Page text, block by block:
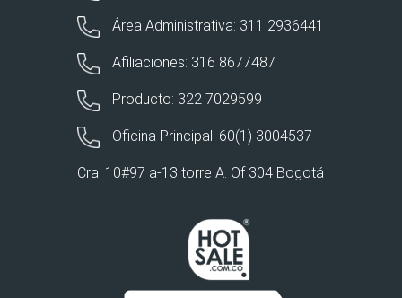
Área Administrativa: 311 2936441
Afiliaciones: 316 8677487
Producto: 322 7029599
Oficina Principal: 60(1) 3004537
Cra. 10#97 a-13 torre A. Of 304 Bogotá